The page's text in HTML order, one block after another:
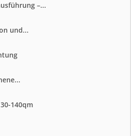
–...
und...
140qm